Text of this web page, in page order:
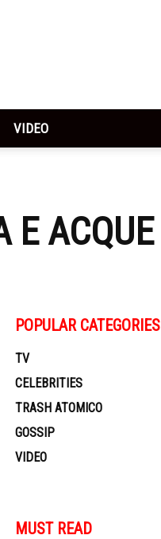
VIDEO
E ACQUE
POPULAR CATEGORIES
TV
CELEBRITIES
TRASH ATOMICO
GOSSIP
VIDEO
MUST READ